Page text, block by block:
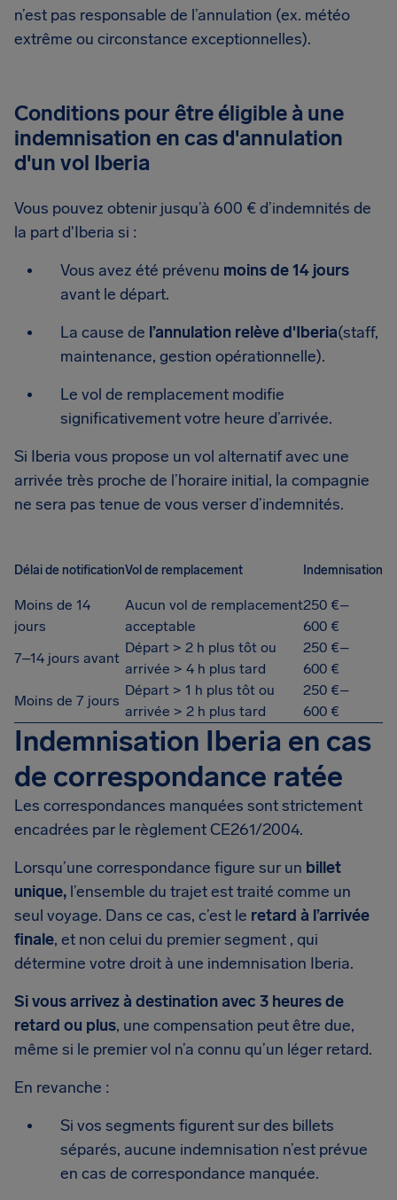
n’est pas responsable de l’annulation (ex. météo
extrême ou circonstance exceptionnelles).
Conditions pour être éligible à une
indemnisation en cas d'annulation
d'un vol Iberia
Vous pouvez obtenir jusqu’à 600 € d’indemnités de
la part d'Iberia si :
Vous avez été prévenu moins de 14 jours
avant le départ.
La cause de l’annulation relève d'Iberia(staff,
maintenance, gestion opérationnelle).
Le vol de remplacement modifie
significativement votre heure d’arrivée.
Si Iberia vous propose un vol alternatif avec une
arrivée très proche de l’horaire initial, la compagnie
ne sera pas tenue de vous verser d’indemnités.
Délai de notificationVol de remplacement Indemnisation
Moins de 14
jours
Aucun vol de remplacement
acceptable
250 €–
600 €
7–14 jours avant
Départ > 2 h plus tôt ou
arrivée > 4 h plus tard
250 €–
600 €
Moins de 7 jours
Départ > 1 h plus tôt ou
arrivée > 2 h plus tard
250 €–
600 €
Indemnisation Iberia en cas
de correspondance ratée
Les correspondances manquées sont strictement
encadrées par le règlement CE261/2004.
Lorsqu’une correspondance figure sur un billet
unique, l’ensemble du trajet est traité comme un
seul voyage. Dans ce cas, c’est le retard à l’arrivée
finale, et non celui du premier segment , qui
détermine votre droit à une indemnisation Iberia.
Si vous arrivez à destination avec 3 heures de
retard ou plus, une compensation peut être due,
même si le premier vol n’a connu qu’un léger retard.
En revanche :
Si vos segments figurent sur des billets
séparés, aucune indemnisation n’est prévue
en cas de correspondance manquée.